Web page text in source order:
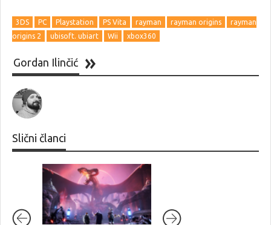
3DS PC Playstation PS Vita rayman rayman origins
rayman
origins 2
ubisoft. ubiart Wii xbox360
Gordan Ilinčić
Slični članci